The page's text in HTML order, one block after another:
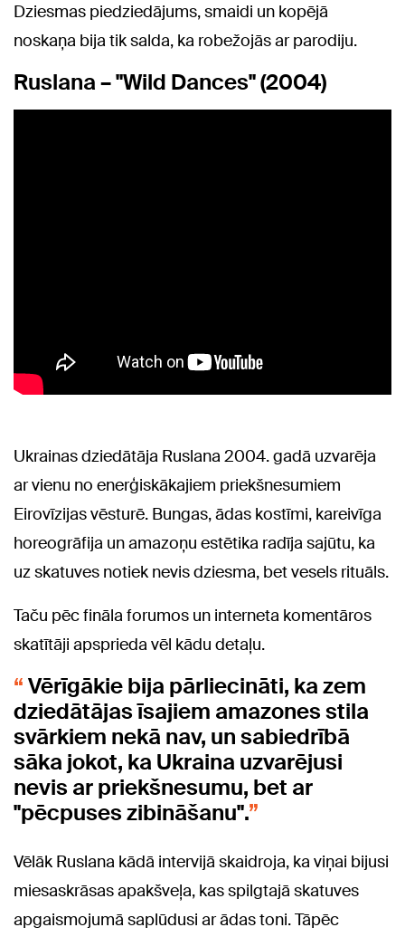
Dziesmas piedziedājums, smaidi un kopējā
noskaņa bija tik salda, ka robežojās ar parodiju.
Ruslana – "Wild Dances" (2004)
Ukrainas dziedātāja Ruslana 2004. gadā uzvarēja
ar vienu no enerģiskākajiem priekšnesumiem
Eirovīzijas vēsturē. Bungas, ādas kostīmi, kareivīga
horeogrāfija un amazoņu estētika radīja sajūtu, ka
uz skatuves notiek nevis dziesma, bet vesels rituāls.
Taču pēc fināla forumos un interneta komentāros
skatītāji apsprieda vēl kādu detaļu.
Vērīgākie bija pārliecināti, ka zem
dziedātājas īsajiem amazones stila
svārkiem nekā nav, un sabiedrībā
sāka jokot, ka Ukraina uzvarējusi
nevis ar priekšnesumu, bet ar
"pēcpuses zibināšanu".
Vēlāk Ruslana kādā intervijā skaidroja, ka viņai bijusi
miesaskrāsas apakšveļa, kas spilgtajā skatuves
apgaismojumā saplūdusi ar ādas toni. Tāpēc